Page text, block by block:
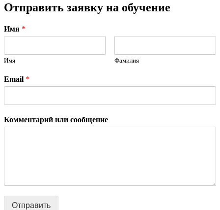
Отправить заявку на обучение
Имя *
Имя Фамилия
Email *
Комментарий или сообщение
Отправить